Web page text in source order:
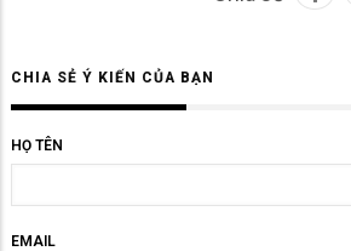
CHIA SẺ Ý KIẾN CỦA BẠN
HỌ TÊN
EMAIL